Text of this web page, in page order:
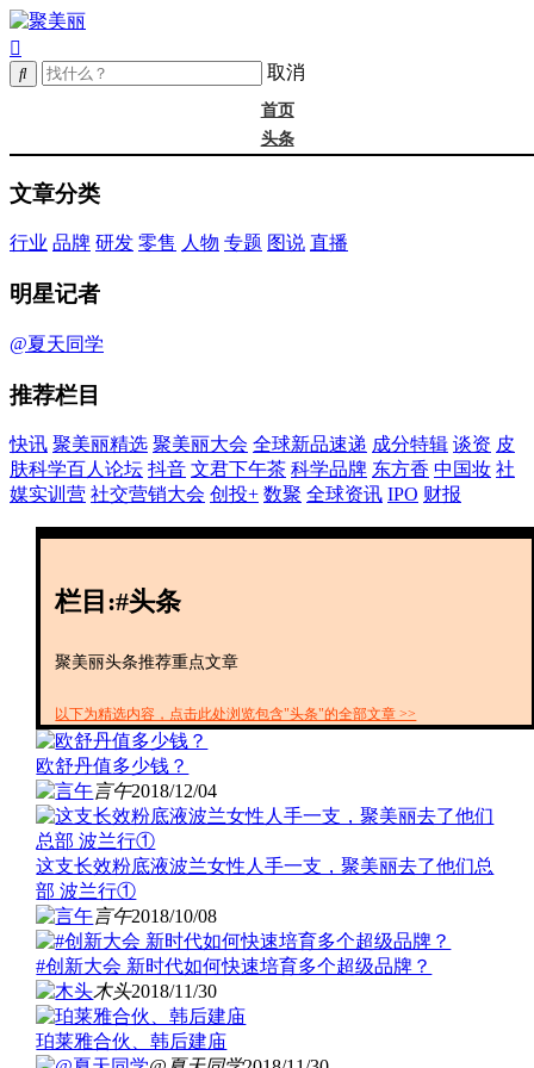
取消
首页
头条
成分
中国妆
实训营
创投+
文章分类
行业 品牌 研发 零售 人物 专题 图说 直播
明星记者
@夏天同学
推荐栏目
快讯 聚美丽精选 聚美丽大会 全球新品速递 成分特辑 谈资 皮
肤科学百人论坛 抖音 文君下午茶 科学品牌 东方香 中国妆 社
媒实训营 社交营销大会 创投+ 数聚 全球资讯 IPO 财报
栏目:#头条
聚美丽头条推荐重点文章
以下为精选内容，点击此处浏览包含"头条"的全部文章 >>
欧舒丹值多少钱？
言午2018/12/04
这支长效粉底液波兰女性人手一支，聚美丽去了他们总
部 波兰行①
言午2018/10/08
#创新大会 新时代如何快速培育多个超级品牌？
木头2018/11/30
珀莱雅合伙、韩后建庙